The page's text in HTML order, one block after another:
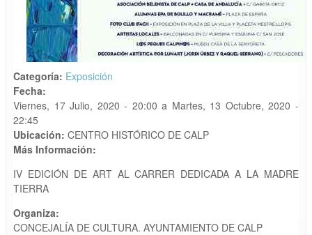
Categoría: Exposición
Fecha:
Viernes, 17 Julio, 2020 - 20:00 a Martes, 13 Octubre, 2020 -
22:45
Ubicación: CENTRO HISTÓRICO DE CALP
Más Información:
IV EDICIÓN DE ART AL CARRER DEDICADA A LA MADRE
TIERRA
Organiza:
CONCEJALÍA DE CULTURA. AYUNTAMIENTO DE CALP